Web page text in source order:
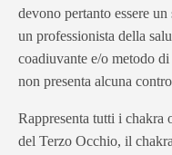
devono pertanto essere
un professionista della
coadiuvante e/o metodo
non presenta alcuna
Rappresenta tutti i chakra
del Terzo Occhio, il